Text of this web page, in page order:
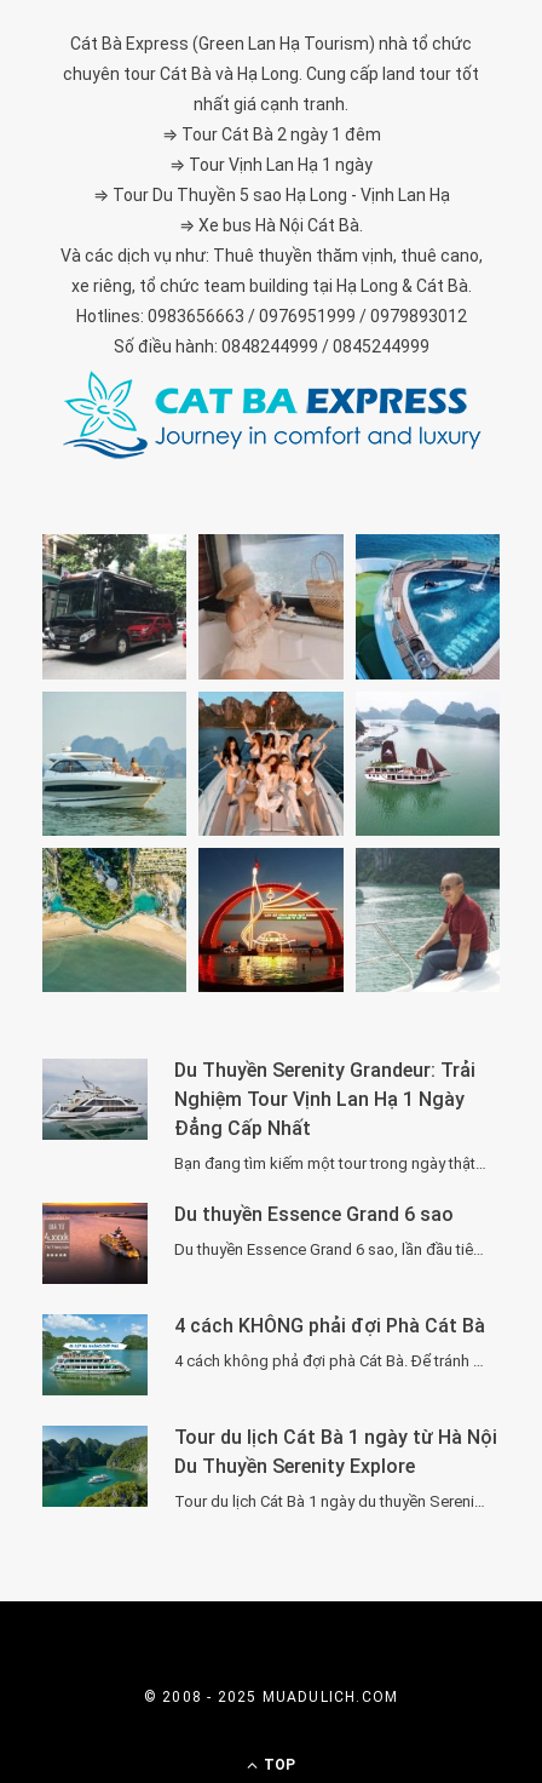
Cát Bà Express (Green Lan Hạ Tourism) nhà tổ chức
chuyên tour Cát Bà và Hạ Long. Cung cấp land tour tốt
nhất giá cạnh tranh.
⇒ Tour Cát Bà 2 ngày 1 đêm
⇒ Tour Vịnh Lan Hạ 1 ngày
⇒ Tour Du Thuyền 5 sao Hạ Long - Vịnh Lan Hạ
⇒ Xe bus Hà Nội Cát Bà.
Và các dịch vụ như: Thuê thuyền thăm vịnh, thuê cano,
xe riêng, tổ chức team building tại Hạ Long & Cát Bà.
Hotlines: 0983656663 / 0976951999 / 0979893012
Số điều hành: 0848244999 / 0845244999
Du Thuyền Serenity Grandeur: Trải
Nghiệm Tour Vịnh Lan Hạ 1 Ngày
Đẳng Cấp Nhất
Bạn đang tìm kiếm một tour trong ngày thật “đã”, nhưng vẫn phải sang –…
Du thuyền Essence Grand 6 sao
Du thuyền Essence Grand 6 sao, lần đầu tiên xuất hiện tại Hạ Long. Với…
4 cách KHÔNG phải đợi Phà Cát Bà
4 cách không phả đợi phà Cát Bà. Để tránh phải chờ đợi lâu vì…
Tour du lịch Cát Bà 1 ngày từ Hà Nội
Du Thuyền Serenity Explore
Tour du lịch Cát Bà 1 ngày du thuyền Serenity Explore, đi về trong ngày…
© 2008 - 2025 MUADULICH.COM
TOP